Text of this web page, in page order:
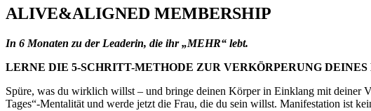
ALIVE&ALIGNED MEMBERSHIP
In 6 Monaten zu der Leaderin, die ihr „MEHR“ lebt.
LERNE DIE 5-SCHRITT-METHODE ZUR VERKÖRPERUNG DEINES
Spüre, was du wirklich willst – und bringe deinen Körper in Einklang mit deiner
Tages“-Mentalität und werde jetzt die Frau, die du sein willst. Manifestation ist